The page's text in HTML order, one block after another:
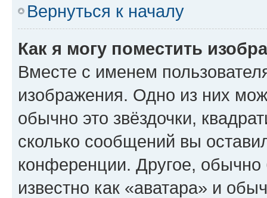
Вернуться к началу
Как я могу поместить
Вместе с именем
изображения. Одно из них
обычно это звёздочки,
сколько сообщений вы
конференции. Другое,
известно как «аватара» и